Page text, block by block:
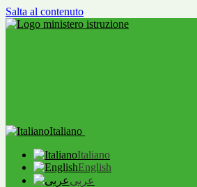
Salta al contenuto
Italiano
Italiano
English
عربى